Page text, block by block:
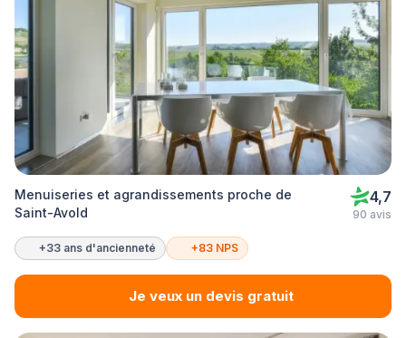
Menuiseries et agrandissements proche de
Saint-Avold
4,7
90 avis
+33 ans d'ancienneté +83 NPS
Je veux un devis gratuit